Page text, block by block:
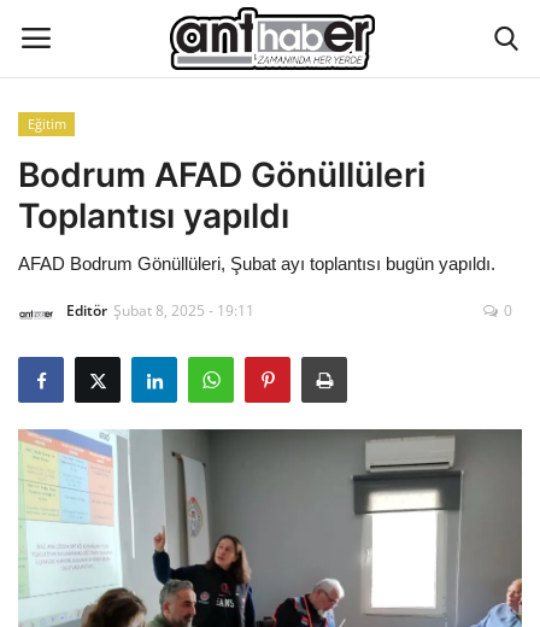
Künye
Eğitim
İletişim
Asayiş
Çevre
Gizlilik Politikası
Eğitim
Bodrum AFAD Gönüllüleri
Toplantısı yapıldı
AFAD Bodrum Gönüllüleri, Şubat ayı toplantısı bugün yapıldı.
Editör Şubat 8, 2025 - 19:11 0